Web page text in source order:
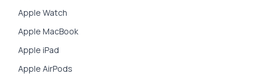
Apple Watch
Apple MacBook
Apple iPad
Apple AirPods